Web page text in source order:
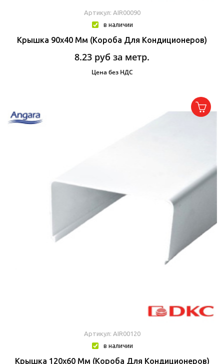
Артикул: AIR00090
в наличии
Крышка 90х40 Мм (короба Для Кондиционеров)
8.23 руб за метр.
Цена без НДС
Артикул: AIR00120
в наличии
Крышка 120х60 Мм (короба Для Кондиционеров)